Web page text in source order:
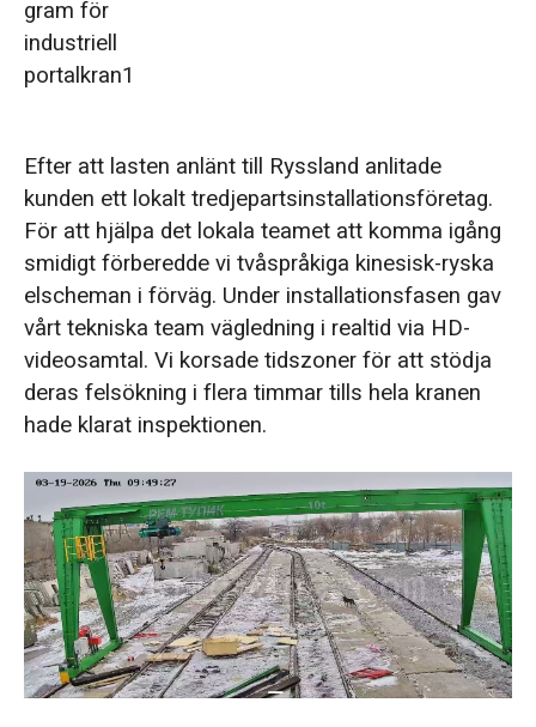
gram för
industriell
portalkran1
Efter att lasten anlänt till Ryssland anlitade
kunden ett lokalt tredjepartsinstallationsföretag.
För att hjälpa det lokala teamet att komma igång
smidigt förberedde vi tvåspråkiga kinesisk-ryska
elscheman i förväg. Under installationsfasen gav
vårt tekniska team vägledning i realtid via HD-
videosamtal. Vi korsade tidszoner för att stödja
deras felsökning i flera timmar tills hela kranen
hade klarat inspektionen.